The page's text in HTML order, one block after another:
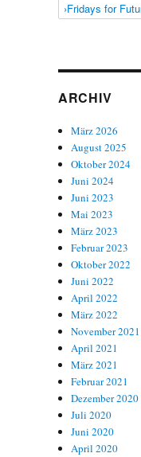
›Fridays for
ARCHIV
März 2026
August 2025
Oktober 2024
Juni 2024
Juni 2023
Mai 2023
März 2023
Februar 2023
Oktober 2022
Juni 2022
April 2022
März 2022
November 2021
April 2021
März 2021
Februar 2021
Dezember 2020
Juli 2020
Juni 2020
April 2020